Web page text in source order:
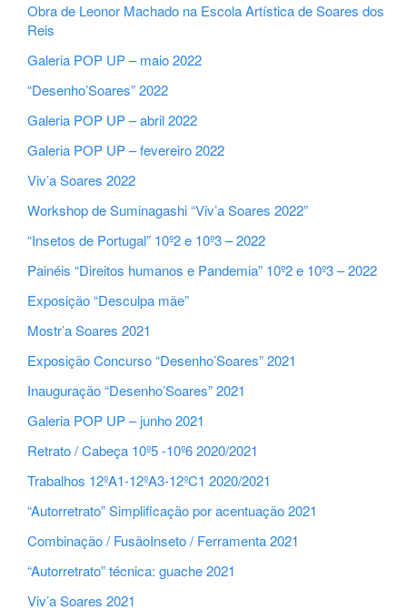
Obra de Leonor Machado na Escola Artística de Soares dos
Reis
Galeria POP UP – maio 2022
“Desenho’Soares” 2022
Galeria POP UP – abril 2022
Galeria POP UP – fevereiro 2022
Viv’a Soares 2022
Workshop de Suminagashi “Viv’a Soares 2022”
“Insetos de Portugal” 10º2 e 10º3 – 2022
Painéis “Direitos humanos e Pandemia” 10º2 e 10º3 – 2022
Exposição “Desculpa mãe”
Mostr’a Soares 2021
Exposição Concurso “Desenho’Soares” 2021
Inauguração “Desenho’Soares” 2021
Galeria POP UP – junho 2021
Retrato / Cabeça 10º5 -10º6 2020/2021
Trabalhos 12ºA1-12ºA3-12ºC1 2020/2021
“Autorretrato” Simplificação por acentuação 2021
Combinação / FusãoInseto / Ferramenta 2021
“Autorretrato” técnica: guache 2021
Viv’a Soares 2021